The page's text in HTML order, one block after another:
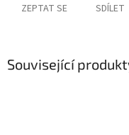
ZEPTAT SE SDÍLET
Související